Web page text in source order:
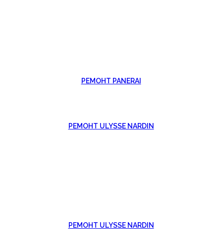
РЕМОНТ PANERAI
РЕМОНТ ULYSSE NARDIN
РЕМОНТ ULYSSE NARDIN